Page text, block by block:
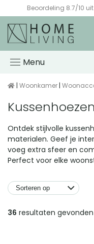
Altijd
Menu
| Woonkamer |
Kussenhoezen
Ontdek stijlvolle
materialen. Geef je
voeg extra sfeer en
Perfect voor elke
Producten
36 resultaten gevonden